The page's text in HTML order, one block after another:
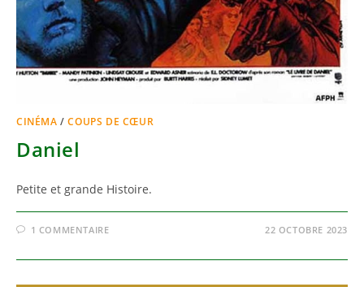
CINÉMA /COUPS DE CŒUR
Daniel
Petite et grande Histoire.
1 COMMENTAIRE 22 OCTOBRE 2023